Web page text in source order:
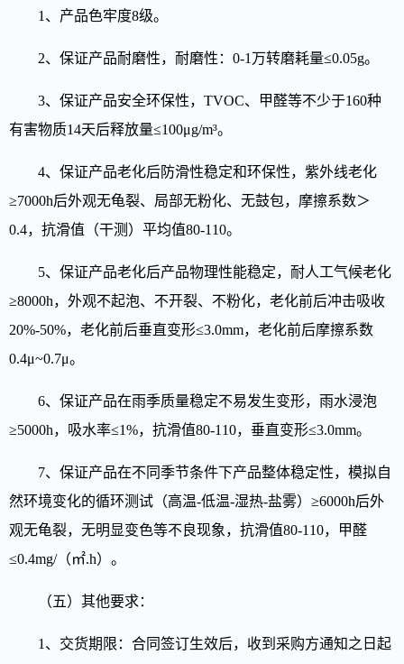
1、 产品色牢度8级。
2、 保证产品耐磨性，耐磨性：0-1万转磨耗量≤0.05g。
3、 保证产品安全环保性，TVOC、甲醛等不少于160种
有害物质14天后释放量≤100μg/m³。
4、 保证产品老化后防滑性稳定和环保性，紫外线老化
≥7000h后外观无龟裂、局部无粉化、无鼓包，摩擦系数＞
0.4，抗滑值（干测）平均值80-110。
5、 保证产品老化后产品物理性能稳定，耐人工气候老化
≥8000h，外观不起泡、不开裂、不粉化，老化前后冲击吸收
20%-50%，老化前后垂直变形≤3.0mm，老化前后摩擦系数
0.4μ~0.7μ。
6、 保证产品在雨季质量稳定不易发生变形，雨水浸泡
≥5000h，吸水率≤1%，抗滑值80-110，垂直变形≤3.0mm。
7、 保证产品在不同季节条件下产品整体稳定性，模拟自
然环境变化的循环测试（高温-低温-湿热-盐雾）≥6000h后外
观无龟裂，无明显变色等不良现象，抗滑值80-110，甲醛
≤0.4mg/（㎡.h）。
（五）其他要求：
1、 交货期限：合同签订生效后，收到采购方通知之日起